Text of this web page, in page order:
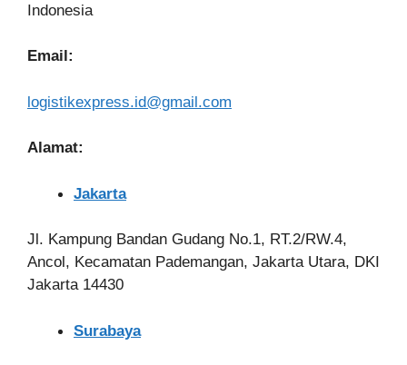
Indonesia
Email:
logistikexpress.id@gmail.com
Alamat:
Jakarta
Jl. Kampung Bandan Gudang No.1, RT.2/RW.4,
Ancol, Kecamatan Pademangan, Jakarta Utara, DKI
Jakarta 14430
Surabaya